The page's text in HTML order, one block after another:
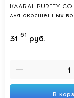
KAARAL PURIFY
для окрашенных
31 61 руб.
В